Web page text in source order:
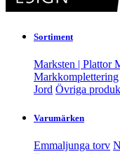
Sortiment
Marksten | Plattor
Markkomplettering
Jord Övriga
Varumärken
Emmaljunga torv